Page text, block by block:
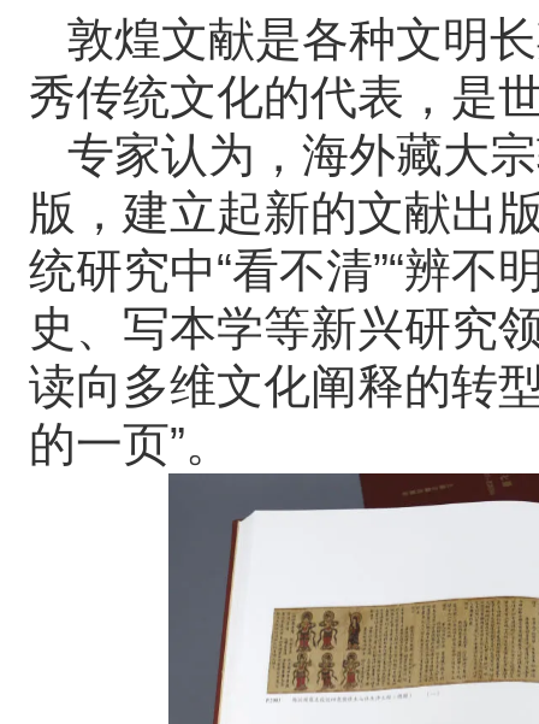
敦煌文献是各种文明
秀传统文化的代表，是
专家认为，海外藏大
版，建立起新的文献出
统研究中“看不清”“辨不
史、写本学等新兴研究
读向多维文化阐释的转
的一页”。